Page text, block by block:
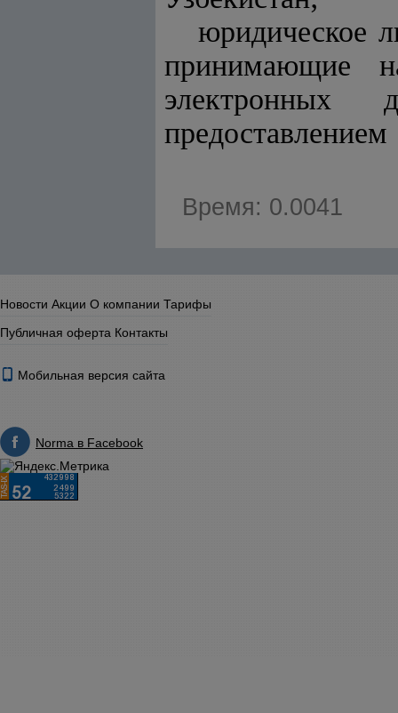
юридическое
принимающие
электронных
предоставлением
Время: 0.0041
Новости Акции О компании Тарифы
Публичная оферта Контакты
Мобильная версия сайта
Norma в Facebook